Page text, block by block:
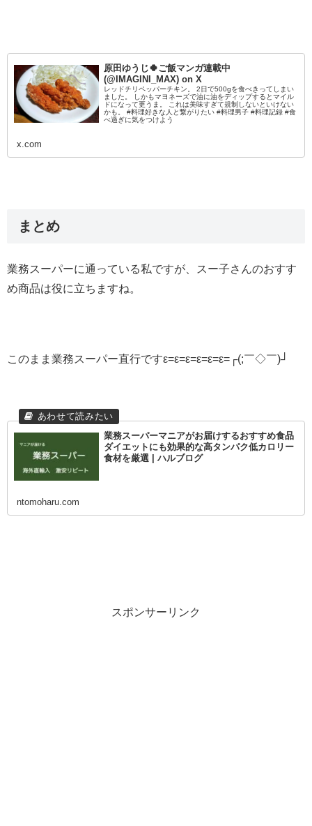
原田ゆうじ🍀ご飯マンガ連載中
(@IMAGINI_MAX) on X
レッドチリペッパーチキン。 2日で500gを食べきってしまい
ました。 しかもマヨネーズで油に油をディップするとマイル
ドになって更うま。 これは美味すぎて規制しないといけない
かも。 #料理好きな人と繋がりたい #料理男子 #料理記録 #食
べ過ぎに気をつけよう
x.com
まとめ
業務スーパーに通っている私ですが、スー子さんのおすす
め商品は役に立ちますね。
このまま業務スーパー直行ですε=ε=ε=ε=ε=ε=┌(;￣◇￣)┘
業務スーパーマニアがお届けするおすすめ食品
ダイエットにも効果的な高タンパク低カロリー
食材を厳選 | ハルブログ
ntomoharu.com
スポンサーリンク